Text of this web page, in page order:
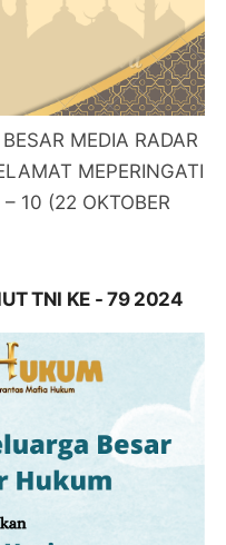
MEDIA RADAR
MEPERINGATI
10 (22 OKTOBER
TNI KE - 79 2024